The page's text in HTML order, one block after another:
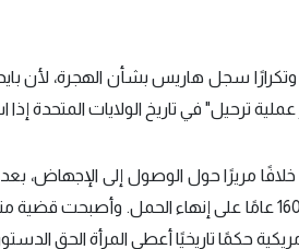
وتكرارًا سجل هاريس بشأن الهجرة، لأن
ترحيل" في تاريخ الولايات المتحدة إذا
خلافًا مريرًا حول الوصول إلى الإجهاض،
حكمًا تاريخيًا أعطى المرأة الحق